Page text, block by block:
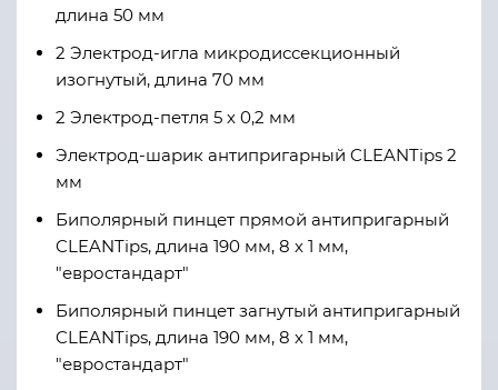
длина 50 мм
2 Электрод-игла микродиссекционный
изогнутый, длина 70 мм
2 Электрод-петля 5 х 0,2 мм
Электрод-шарик антипригарный CLEANTips 2
мм
Биполярный пинцет прямой антипригарный
CLEANTips, длина 190 мм, 8 х 1 мм,
"евростандарт"
Биполярный пинцет загнутый антипригарный
CLEANTips, длина 190 мм, 8 х 1 мм,
"евростандарт"